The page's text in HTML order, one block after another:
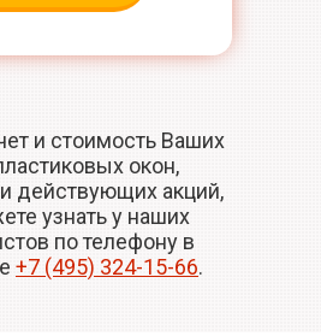
и стоимость Ваших
окон,
действующих акций,
узнать у наших
по телефону в
+7 (495) 324-15-66.